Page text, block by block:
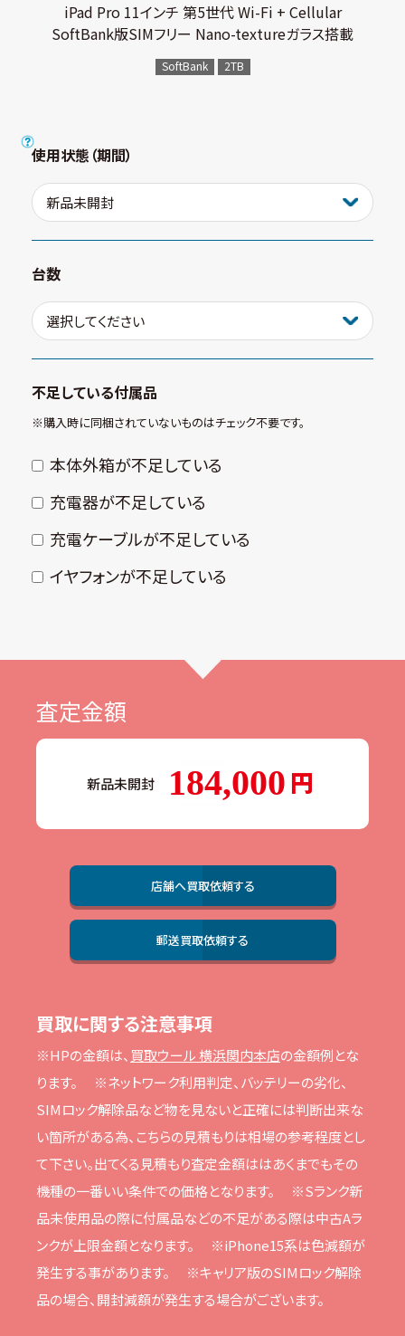
iPad Pro 11インチ 第5世代 Wi-Fi + Cellular
SoftBank版SIMフリー Nano-textureガラス搭載
SoftBank 2TB
使用状態（期間）
台数
不足している付属品
※購⼊時に同梱されていないものはチェック不要です。
本体外箱が不⾜している
充電器が不⾜している
充電ケーブルが不⾜している
イヤフォンが不⾜している
査定金額
新品未開封 184,000
店舗へ買取依頼する
郵送買取依頼する
買取に関する注意事項
※HPの⾦額は、 買取ウール 横浜関内本店の⾦額例とな
ります。
※ネットワーク利⽤判定、バッテリーの劣化、
SIMロック解除品など物を⾒ないと正確には判断出来な
い箇所がある為、こちらの⾒積もりは相場の参考程度とし
て下さい。出てくる⾒積もり査定⾦額ははあくまでもその
機種の⼀番いい条件での価格となります。
※Sランク新
品未使⽤品の際に付属品などの不⾜がある際は中古Aラ
ンクが上限⾦額となります。
※iPhone15系は⾊減額が
発⽣する事があります。
※キャリア版のSIMロック解除
品の場合、開封減額が発⽣する場合がございます。